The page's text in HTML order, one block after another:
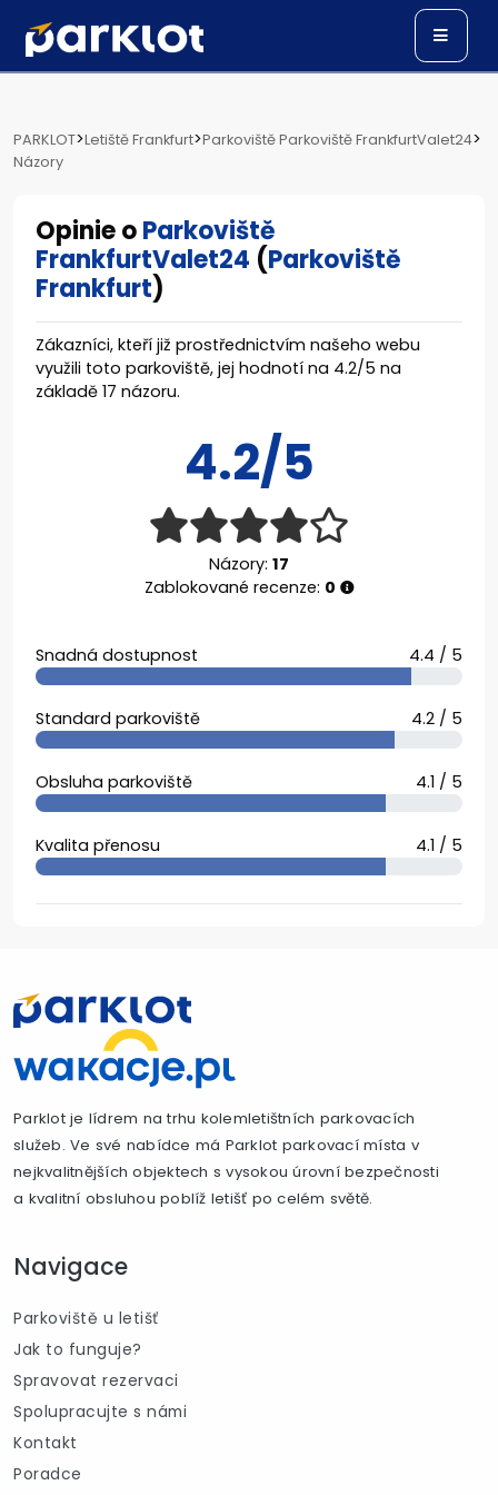
PARKLOT>Letiště Frankfurt>Parkoviště Parkoviště FrankfurtValet24>
Názory
Opinie oParkoviště
FrankfurtValet24 (Parkoviště
Frankfurt)
Zákazníci, kteří již prostřednictvím našeho webu
využili toto parkoviště, jej hodnotí na 4.2/5 na
základě 17 názoru.
4.2/5
Názory: 17
Zablokované recenze: 0
Snadná dostupnost 4.4 / 5
Standard parkoviště 4.2 / 5
Obsluha parkoviště 4.1 / 5
Kvalita přenosu 4.1 / 5
Parklot je lídrem na trhu kolemletištních parkovacích
služeb. Ve své nabídce má Parklot parkovací místa v
nejkvalitnějších objektech s vysokou úrovní bezpečnosti
a kvalitní obsluhou poblíž letišť po celém světě.
Navigace
Parkoviště u letišť
Jak to funguje?
Spravovat rezervaci
Spolupracujte s námi
Kontakt
Poradce